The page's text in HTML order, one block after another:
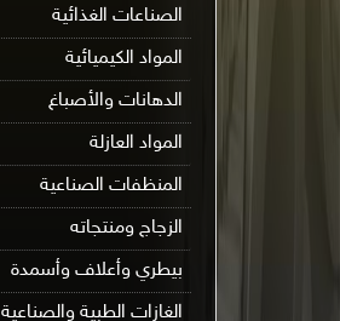
الصناعات الغذائية
المواد الكيميائية
الدهانات والأصباغ
المواد العازلة
المنظفات الصناعية
الزجاج ومنتجاته
بيطري وأعلاف وأسمدة
الغازات الطبية والصناعية